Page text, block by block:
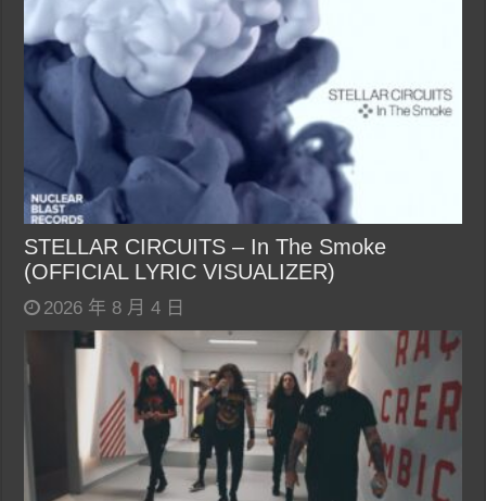
STELLAR CIRCUITS – In The Smoke
(OFFICIAL LYRIC VISUALIZER)
2026 年 8 月 4 日